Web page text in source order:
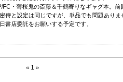
FC・薄桜鬼の斎藤＆千鶴寄りなギャグ本。前
侍と設定は同じですが、単品でも問題ありま
書店委託をお願いする予定です。
« 1 »